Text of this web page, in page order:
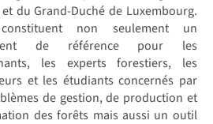
et du Grand-Duché de Luxembourg.
non seulement un
de référence pour les
les experts forestiers, les
et les étudiants concernés par
de gestion, de production et
des forêts mais aussi un outil